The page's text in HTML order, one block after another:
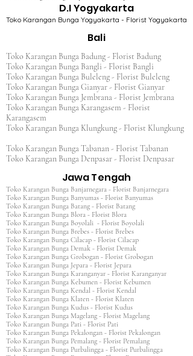
D.I Yogyakarta
Toko Karangan Bunga Yogyakarta - Florist Yogyakarta
Bali
Toko Karangan Bunga Badung - Florist Badung
Toko Karangan Bunga Bangli - Florist Bangli
Toko Karangan Bunga Buleleng - Florist Buleleng
Toko Karangan Bunga Gianyar - Florist Gianyar
Toko Karangan Bunga Jembrana - Florist Jembrana
Toko Karangan Bunga Karangasem - Florist
Karangasem
Toko Karangan Bunga Klungkung - Florist Klungkung
Toko Karangan Bunga Tabanan - Florist Tabanan
Toko Karangan Bunga Denpasar - Florist Denpasar
Jawa Tengah
Toko Karangan Bunga Banjarnegara - Florist Banjarnegara
Toko Karangan Bunga Banyumas - Florist Banyumas
Toko Karangan Bunga Batang - Florist Batang
Toko Karangan Bunga Blora - Florist Blora
Toko Karangan Bunga Boyolali - Florist Boyolali
Toko Karangan Bunga Brebes - Florist Brebes
Toko Karangan Bunga Cilacap - Florist Cilacap
Toko Karangan Bunga Demak - Florist Demak
Toko Karangan Bunga Grobogan - Florist Grobogan
Toko Karangan Bunga Jepara - Florist Jepara
Toko Karangan Bunga Karanganyar - Florist Karanganyar
Toko Karangan Bunga Kebumen - Florist Kebumen
Toko Karangan Bunga Kendal - Florist Kendal
Toko Karangan Bunga Klaten - Florist Klaten
Toko Karangan Bunga Kudus - Florist Kudus
Toko Karangan Bunga Magelang - Florist Magelang
Toko Karangan Bunga Pati - Florist Pati
Toko Karangan Bunga Pekalongan - Florist Pekalongan
Toko Karangan Bunga Pemalang - Florist Pemalang
Toko Karangan Bunga Purbalingga - Florist Purbalingga